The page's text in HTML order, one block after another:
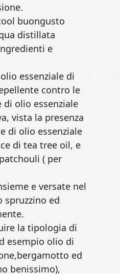
buongusto
distillata
e
essenziale di
contro le
di olio essenziale
vista la presenza
di olio essenziale
di tea tree oil, e
( per
e versate nel
spruzzino ed
la tipologia di
esempio olio di
ed
benissimo),